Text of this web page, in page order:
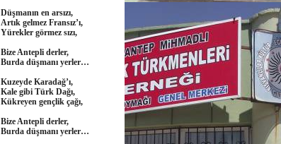
Düşmanın en arsızı,
Artık gelmez Fransız’ı,
Yürekler görmez sızı,
Bize Antepli derler,
Burda düşmanı yerler…
Kuzeyde Karadağ’ı,
Kale gibi Türk Dağı,
Kükreyen gençlik çağı,
Bize Antepli derler,
Burda düşmanı yerler…